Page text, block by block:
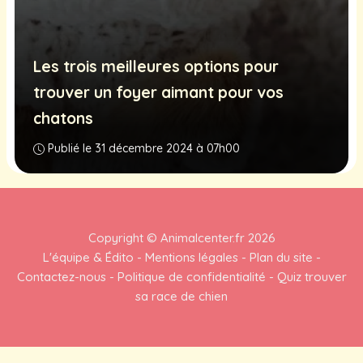
Les trois meilleures options pour
trouver un foyer aimant pour vos
chatons
Publié le 31 décembre 2024 à 07h00
Copyright © Animalcenter.fr 2026
L'équipe & Édito - Mentions légales - Plan du site -
Contactez-nous - Politique de confidentialité - Quiz trouver
sa race de chien